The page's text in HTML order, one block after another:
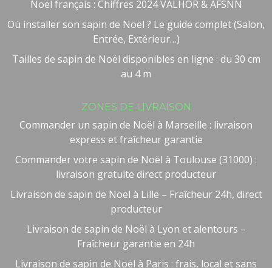
Noël français : Chiffres 2024 VALHOR & AFSNN
Où installer son sapin de Noël ? Le guide complet (Salon,
Entrée, Extérieur…)
Tailles de sapin de Noël disponibles en ligne : du 30 cm
au 4 m
ZONES DE LIVRAISON
Commander un sapin de Noël à Marseille : livraison
express et fraîcheur garantie
Commander votre sapin de Noël à Toulouse (31000) :
livraison gratuite direct producteur
Livraison de sapin de Noël à Lille – Fraîcheur 24h, direct
producteur
Livraison de sapin de Noël à Lyon et alentours –
Fraîcheur garantie en 24h
Livraison de sapin de Noël à Paris : frais, local et sans
🤖 Besoin d'aide ?
Bienvenue chez NOEL VERT